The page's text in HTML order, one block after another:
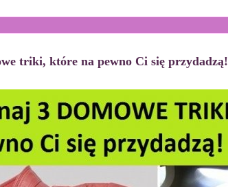
triki, które na pewno Ci się przydadzą!